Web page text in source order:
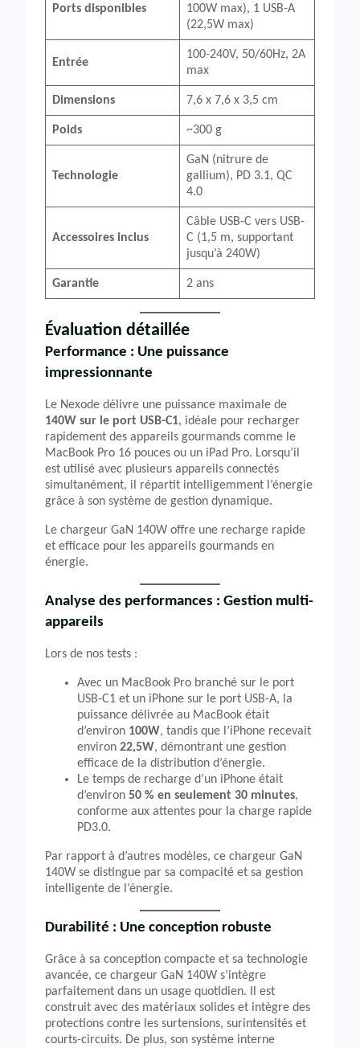
Ports disponibles
100W max), 1 USB-A
(22,5W max)
Entrée
100-240V, 50/60Hz, 2A
max
Dimensions 7,6 x 7,6 x 3,5 cm
Poids ~300 g
Technologie
GaN (nitrure de
gallium), PD 3.1, QC
4.0
Accessoires inclus
Câble USB-C vers USB-
C (1,5 m, supportant
jusqu’à 240W)
Garantie 2 ans
Évaluation détaillée
Performance : Une puissance
impressionnante
Le Nexode délivre une puissance maximale de
140W sur le port USB-C1, idéale pour recharger
rapidement des appareils gourmands comme le
MacBook Pro 16 pouces ou un iPad Pro. Lorsqu’il
est utilisé avec plusieurs appareils connectés
simultanément, il répartit intelligemment l’énergie
grâce à son système de gestion dynamique.
Le chargeur GaN 140W offre une recharge rapide
et efficace pour les appareils gourmands en
énergie.
Analyse des performances : Gestion multi-
appareils
Lors de nos tests :
Avec un MacBook Pro branché sur le port
USB-C1 et un iPhone sur le port USB-A, la
puissance délivrée au MacBook était
d’environ 100W, tandis que l’iPhone recevait
environ 22,5W, démontrant une gestion
efficace de la distribution d’énergie.
Le temps de recharge d’un iPhone était
d’environ 50 % en seulement 30 minutes,
conforme aux attentes pour la charge rapide
PD3.0.
Par rapport à d’autres modèles, ce chargeur GaN
140W se distingue par sa compacité et sa gestion
intelligente de l’énergie.
Durabilité : Une conception robuste
Grâce à sa conception compacte et sa technologie
avancée, ce chargeur GaN 140W s’intègre
parfaitement dans un usage quotidien. Il est
construit avec des matériaux solides et intègre des
protections contre les surtensions, surintensités et
courts-circuits. De plus, son système interne